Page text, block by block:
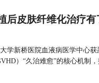
后皮肤纤维化治疗有
学新桥医院血液病医学中心
）“久治难愈”的核心机制